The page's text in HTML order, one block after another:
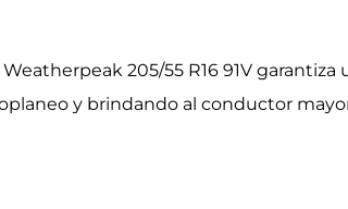
205/55 R16 91V
y brindando al conductor